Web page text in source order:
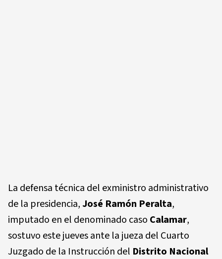
La defensa técnica del exministro administrativo
de la presidencia,José Ramón Peralta,
imputado en el denominado caso Calamar,
sostuvo este jueves ante la jueza del Cuarto
Juzgado de la Instrucción del Distrito Nacional